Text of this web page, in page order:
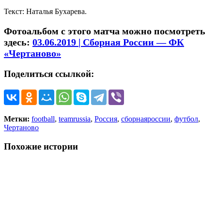
Текст: Наталья Бухарева.
Фотоальбом с этого матча можно посмотреть
здесь: 03.06.2019 | Сборная России — ФК
«Чертаново»
Поделиться ссылкой:
Метки: football, teamrussia, Россия, сборнаяроссии, футбол,
Чертаново
Похожие истории